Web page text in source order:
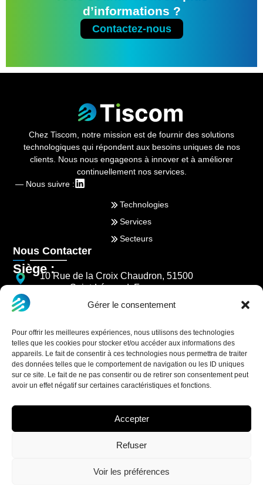
Gérer le consentement
Pour offrir les meilleures expériences, nous utilisons des technologies
telles que les cookies pour stocker et/ou accéder aux informations des
appareils. Le fait de consentir à ces technologies nous permettra de traiter
des données telles que le comportement de navigation ou les ID uniques
sur ce site. Le fait de ne pas consentir ou de retirer son consentement peut
avoir un effet négatif sur certaines caractéristiques et fonctions.
Accepter
Refuser
Voir les préférences
d’informations ?
Contactez-nous
Chez Tiscom, notre mission est de fournir des solutions
technologiques qui répondent aux besoins uniques de nos
clients. Nous nous engageons à innover et à améliorer
continuellement nos services.
— Nous suivre :
Technologies
Services
Secteurs
Nous Contacter
Siège :10 Rue de la Croix Chaudron, 51500
Saint-Léonard, France
03 26 85 84 77
© 2026 Tous Droits Réservés